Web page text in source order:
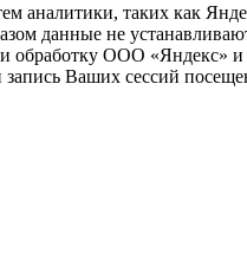
аналитики, таких как
данные не
обработку ООО
Ваших сессий